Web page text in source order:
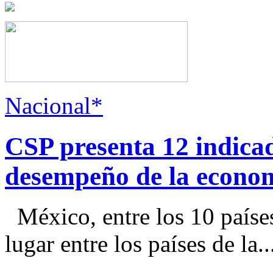
Nacional*
CSP presenta 12
desempeño de la
México, entre los 10
lugar entre los países de